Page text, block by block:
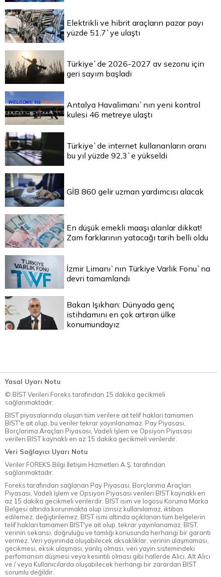
Elektrikli ve hibrit araçların pazar payı
yüzde 51,7`ye ulaştı
Türkiye`de 2026-2027 av sezonu için
geri sayım başladı
Antalya Havalimanı`nın yeni kontrol
kulesi 46 metreye ulaştı
Türkiye`de internet kullananların oranı
bu yıl yüzde 92,3`e yükseldi
GİB 860 gelir uzman yardımcısı alacak
En düşük emekli maaşı alanlar dikkat!
Zam farklarının yatacağı tarih belli oldu
İzmir Limanı`nın Türkiye Varlık Fonu`na
devri tamamlandı
Bakan Işıkhan: Dünyada genç
istihdamını en çok artıran ülke
konumundayız
Yasal Uyarı Notu
© BİST Verileri Foreks tarafından 15 dakika gecikmeli
sağlanmaktadır.
BIST piyasalarında oluşan tüm verilere ait telif hakları tamamen
BIST'e ait olup, bu veriler tekrar yayınlanamaz. Pay Piyasası,
Borçlanma Araçları Piyasası, Vadeli İşlem ve Opsiyon Piyasası
verileri BIST kaynaklı en az 15 dakika gecikmeli verilerdir.
Veri Sağlayıcı Uyarı Notu
Veriler FOREKS Bilgi İletişim Hizmetleri A.Ş. tarafından
sağlanmaktadır.
Foreks tarafından sağlanan Pay Piyasası, Borçlanma Araçları
Piyasası, Vadeli İşlem ve Opsiyon Piyasası verileri BIST kaynaklı en
az 15 dakika gecikmeli verilerdir. BIST isim ve logosu Koruma Marka
Belgesi altında korunmakta olup izinsiz kullanılamaz, iktibas
edilemez, değiştirilemez. BIST ismi altında açıklanan tüm belgelerin
telif hakları tamamen BIST'ye ait olup, tekrar yayınlanamaz. BIST,
verinin sekansı, doğruluğu ve tamlığı konusunda herhangi bir garanti
vermez. Veri yayınında oluşabilecek aksaklıklar, verinin ulaşmaması,
gecikmesi, eksik ulaşması, yanlış olması, veri yayın sistemindeki
perfomansın düşmesi veya kesintili olması gibi hallerde Alıcı, Alt Alıcı
ve / veya Kullanıcılarda oluşabilecek herhangi bir zarardan BIST
sorumlu değildir.